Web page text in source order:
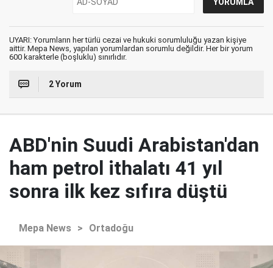
UYARI: Yorumların her türlü cezai ve hukuki sorumluluğu yazan kişiye
aittir. Mepa News, yapılan yorumlardan sorumlu değildir. Her bir yorum
600 karakterle (boşluklu) sınırlıdır.
2 Yorum
ABD'nin Suudi Arabistan'dan
ham petrol ithalatı 41 yıl
sonra ilk kez sıfıra düştü
Mepa News > Ortadoğu